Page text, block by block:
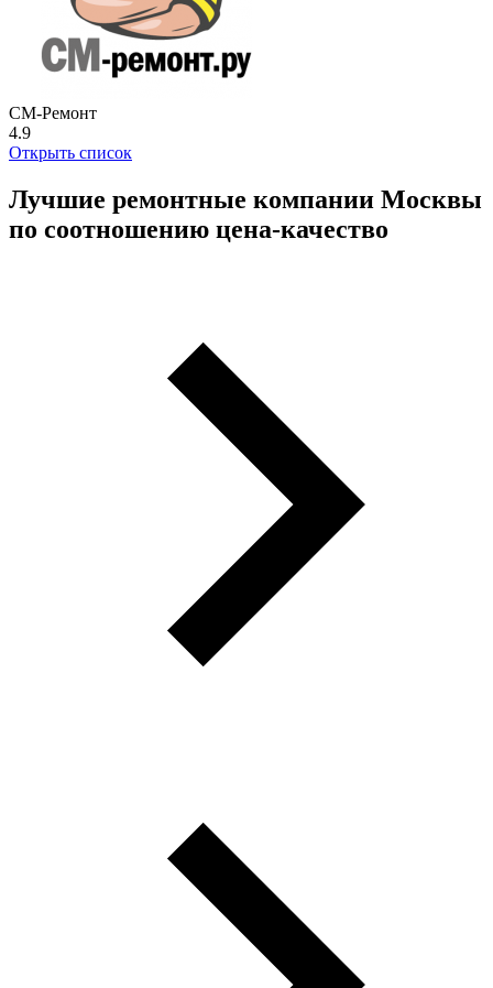
СМ-Ремонт
4.9
Открыть список
Лучшие ремонтные компании Москвы
по соотношению цена-качество